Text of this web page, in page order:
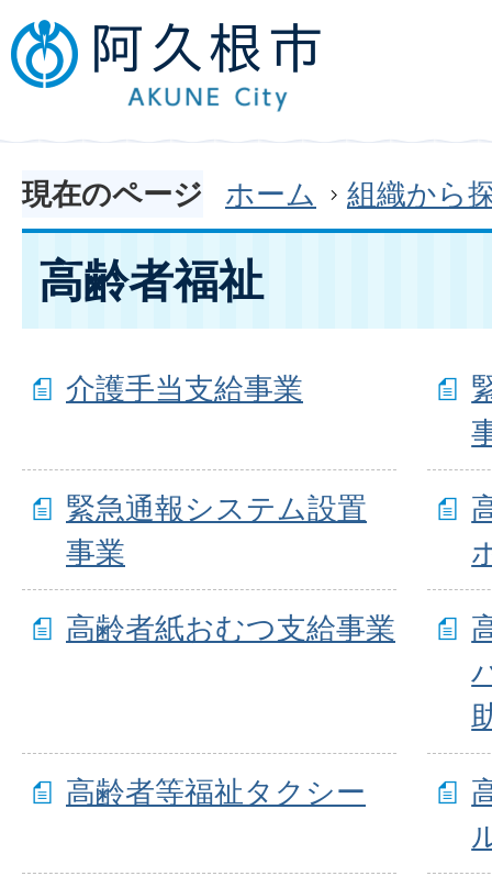
現在のページ ホーム 組織から
高齢者福祉
介護手当支給事業
緊急通報システム設置
事業
高齢者紙おむつ支給事業
高齢者等福祉タクシー